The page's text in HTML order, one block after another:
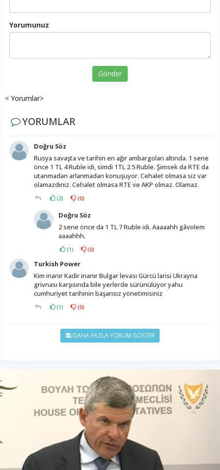
Yorumunuz
Gönder
< Yorumlar>
YORUMLAR
Doğru Söz
Rusya savaşta ve tarihin en ağır ambargoları altında. 1 sene
önce 1 TL 4 Ruble idi, simdi 1TL 2.5 Ruble. Şimsek da RTE da
utanmadan arlanmadan konuşuyor. Cehalet olmasa siz var
olamazdınız. Cehalet olmasa RTE ve AKP olmaz. Olamaz.
(2) (0)
Doğru Söz
2 sene önce da 1 TL 7 Ruble idi. Aaaaahh gâvolem
aaaahhh.
(1) (0)
Turkish Power
Kim inanır Kadir inanır Bulgar levası Gürcü larisi Ukrayna
grivnası karşısında bile yerlerde sürünülüyor yahu
cumhuriyet tarihinin başarısız yönetimisiniz
(1) (0)
DAHA FAZLA YORUM GÖSTER